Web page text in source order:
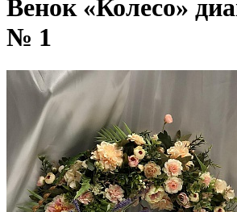
Венок «Колесо»
№ 1